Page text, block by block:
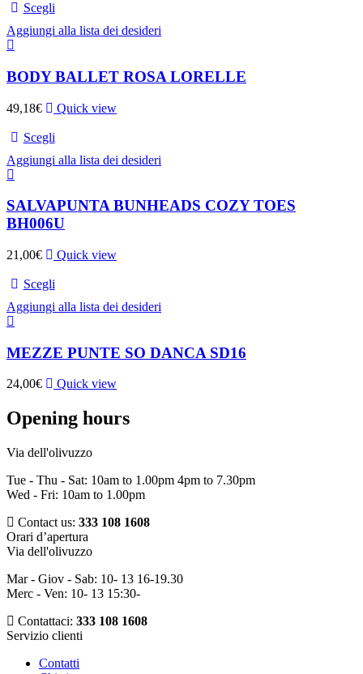
Scegli
Aggiungi alla lista dei desideri
BODY BALLET ROSA LORELLE
49,18€ Quick view
Scegli
Aggiungi alla lista dei desideri
SALVAPUNTA BUNHEADS COZY TOES
BH006U
21,00€ Quick view
Scegli
Aggiungi alla lista dei desideri
MEZZE PUNTE SO DANCA SD16
24,00€ Quick view
Opening hours
Via dell'olivuzzo
Tue - Thu - Sat: 10am to 1.00pm 4pm to 7.30pm
Wed - Fri: 10am to 1.00pm
Contact us: 333 108 1608
Orari d’apertura
Via dell'olivuzzo
Mar - Giov - Sab: 10- 13 16-19.30
Merc - Ven: 10- 13 15:30-
Contattaci: 333 108 1608
Servizio clienti
Contatti